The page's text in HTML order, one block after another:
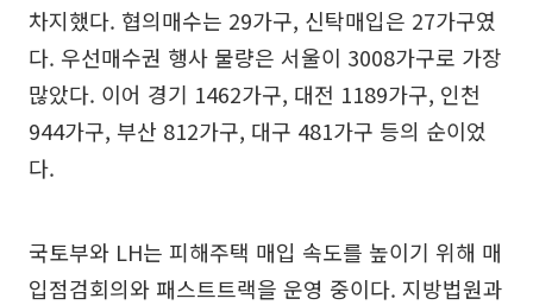
차지했다. 협의매수는 29가구, 신탁매입은 27가구였
다. 우선매수권 행사 물량은 서울이 3008가구로 가장
많았다. 이어 경기 1462가구, 대전 1189가구, 인천
944가구, 부산 812가구, 대구 481가구 등의 순이었
다.
국토부와 LH는 피해주택 매입 속도를 높이기 위해 매
입점검회의와 패스트트랙을 운영 중이다. 지방법원과